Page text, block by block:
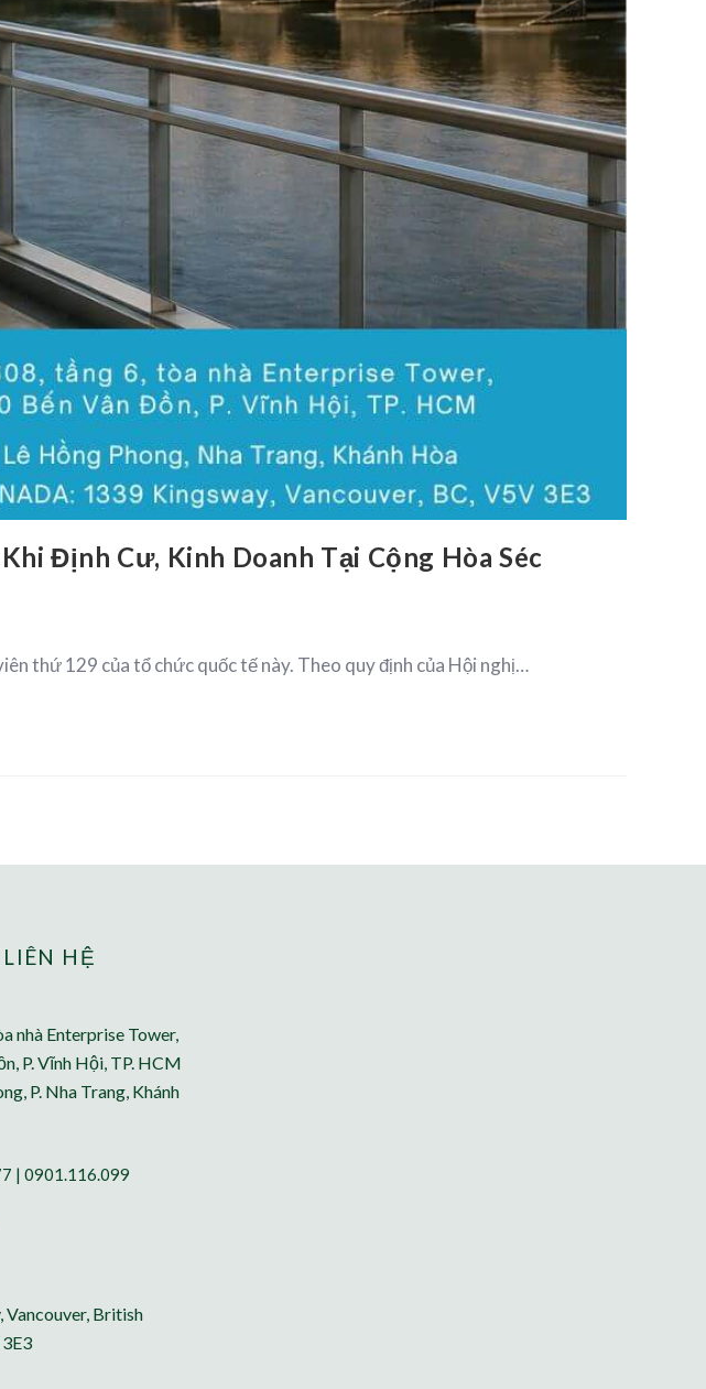
Định Cư, Kinh Doanh Tại Cộng Hòa Séc
thứ 129 của tổ chức quốc tế này. Theo quy định của Hội nghị…
HỆ
nhà Enterprise Tower,
P. Vĩnh Hội, TP. HCM
P. Nha Trang, Khánh
| 0901.116.099
Vancouver, British